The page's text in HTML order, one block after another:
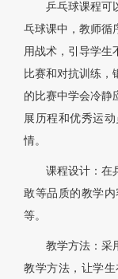
乒乓球课程可
乓球课中，教师循
用战术，引导学生
比赛和对抗训练，
的比赛中学会冷静
展历程和优秀运
情。
课程设计：在
敢等品质的教学
等。
教学方法：采
教学方法，让学